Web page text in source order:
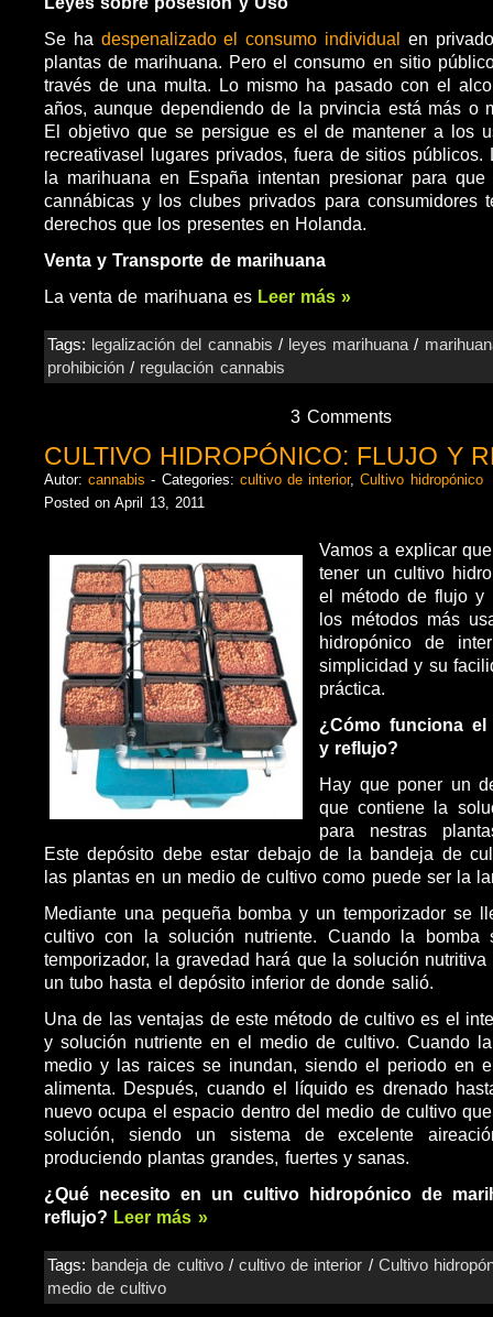
Se ha despenalizado el consumo individual en
plantas de marihuana. Pero el consumo en sitio
través de una multa. Lo mismo ha pasado con el
años, aunque dependiendo de la prvincia está más o
El objetivo que se persigue es el de mantener a los
recreativasel lugares privados, fuera de sitios públicos.
la marihuana en España intentan presionar para
cannábicas y los clubes privados para consumidores
derechos que los presentes en Holanda.
Venta y Transporte de marihuana
La venta de marihuana es Leer más »
Tags: legalización del cannabis / leyes marihuana /
prohibición / regulación cannabis
3 Comments
CULTIVO HIDROPÓNICO: FLUJO Y
Autor:cannabis - Categories: cultivo de interior,Cultivo hidropónico
Posted on April 13, 2011
Vamos a explicar
tener un cultivo
el método de flujo y
los métodos más
hidropónico de
simplicidad y su
práctica.
¿Cómo funciona
y reflujo?
Hay que poner un
que contiene la
para nestras
Este depósito debe estar debajo de la bandeja de
las plantas en un medio de cultivo como puede ser la
Mediante una pequeña bomba y un temporizador se
cultivo con la solución nutriente. Cuando la bomba
temporizador, la gravedad hará que la solución
un tubo hasta el depósito inferior de donde salió.
Una de las ventajas de este método de cultivo es el
y solución nutriente en el medio de cultivo. Cuando
medio y las raices se inundan, siendo el periodo en
alimenta. Después, cuando el líquido es drenado
nuevo ocupa el espacio dentro del medio de cultivo
solución, siendo un sistema de excelente
produciendo plantas grandes, fuertes y sanas.
¿Qué necesito en un cultivo hidropónico de
reflujo? Leer más »
Tags: bandeja de cultivo/cultivo de interior / Cultivo
medio de cultivo